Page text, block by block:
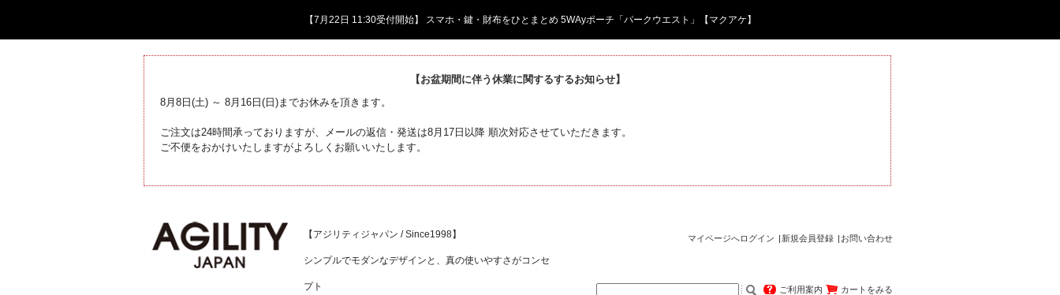
【7月22日 11:30受付開始】 スマホ・鍵・財布をひとまとめ 5WAyポーチ「パークウエスト」【マクアケ】
【お盆期間に伴う休業に関するするお知らせ】
8月8日(土) ～ 8月16日(日)までお休みを頂きます。
ご注文は24時間承っておりますが、メールの返信・発送は8月17日以降 順次対応させていただきます。
ご不便をおかけいたしますがよろしくお願いいたします。
【アジリティジャパン / Since1998】
シンプルでモダンなデザインと、真の使いやすさがコンセ
プト
マイページへログイン 新規会員登録 お問い合わせ
ご利用案内 カートをみる